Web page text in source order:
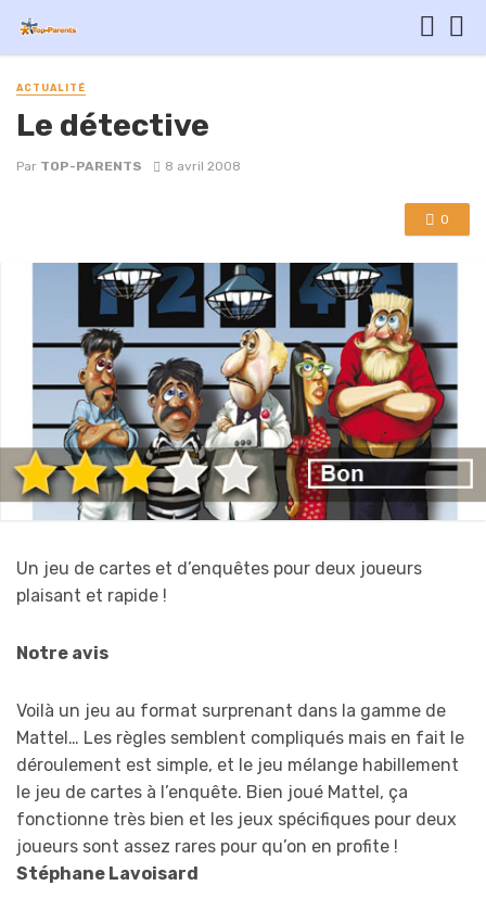
ACTUALITÉ
Le détective
Par TOP-PARENTS 8 avril 2008
0
Un jeu de cartes et d’enquêtes pour deux joueurs
plaisant et rapide !
Notre avis
Voilà un jeu au format surprenant dans la gamme de
Mattel… Les règles semblent compliqués mais en fait le
déroulement est simple, et le jeu mélange habillement
le jeu de cartes à l’enquête. Bien joué Mattel, ça
fonctionne très bien et les jeux spécifiques pour deux
joueurs sont assez rares pour qu’on en profite !
Stéphane Lavoisard